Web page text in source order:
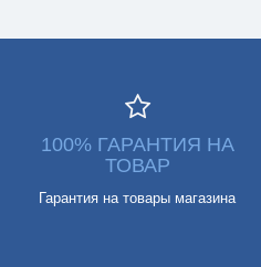
100% ГАРАНТИЯ НА
ТОВАР
Гарантия на товары магазина